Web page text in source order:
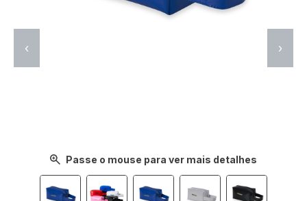
Passe o mouse para ver mais detalhes
‹ ›